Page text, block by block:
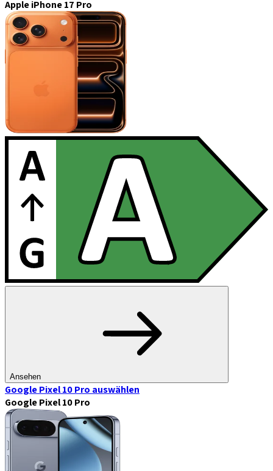
Apple iPhone 17 Pro
Ansehen
Google Pixel 10 Pro auswählen
Google Pixel 10 Pro